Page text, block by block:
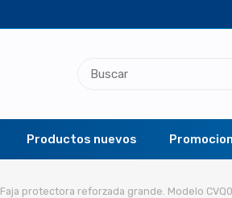
Productos nuevos
Faja protectora reforzada grande. Modelo